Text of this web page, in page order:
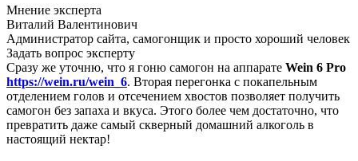
Мнение эксперта
Виталий Валентинович
Администратор сайта, самогонщик и просто хороший человек
Задать вопрос эксперту
Сразу же уточню, что я гоню самогон на аппарате Wein 6 Pro
https://wein.ru/wein_6. Вторая перегонка с покапельным
отделением голов и отсечением хвостов позволяет получить
самогон без запаха и вкуса. Этого более чем достаточно, что
превратить даже самый скверный домашний алкоголь в
настоящий нектар!